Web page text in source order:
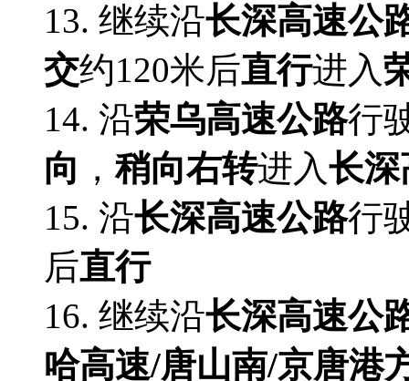
13. 继续沿长深高速公
交约120米后直行进入
14. 沿荣乌高速公路行
向 ，稍向右转进入长深
15. 沿长深高速公路行
后直行
16. 继续沿长深高速公
哈高速/唐山南/京唐港